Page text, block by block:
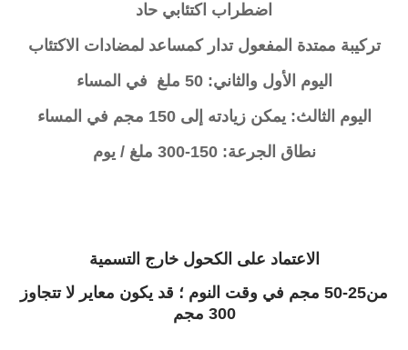
اضطراب اكتئابي حاد
تركيبة ممتدة المفعول تدار كمساعد لمضادات الاكتئاب
اليوم الأول والثاني: 50 ملغ في المساء
اليوم الثالث: يمكن زيادته إلى 150 مجم في المساء
نطاق الجرعة: 150-300 ملغ / يوم
الاعتماد على الكحول خارج التسمية
من25-50 مجم في وقت النوم ؛
قد يكون معاير لا تتجاوز
300 مجم